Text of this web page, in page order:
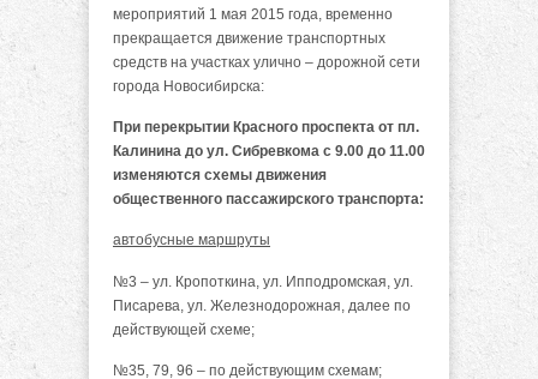
мероприятий 1 мая 2015 года, временно
прекращается движение транспортных
средств на участках улично – дорожной сети
города Новосибирска:
При перекрытии Красного проспекта от пл.
Калинина до ул. Сибревкома с 9.00 до 11.00
изменяются схемы движения
общественного пассажирского транспорта:
автобусные маршруты
№3 – ул. Кропоткина, ул. Ипподромская, ул.
Писарева, ул. Железнодорожная, далее по
действующей схеме;
№35, 79, 96 – по действующим схемам;